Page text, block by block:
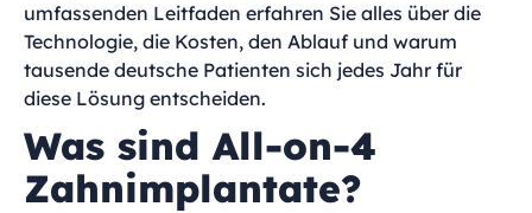
umfassenden Leitfaden erfahren Sie alles über die
Technologie, die Kosten, den Ablauf und warum
tausende deutsche Patienten sich jedes Jahr für
diese Lösung entscheiden.
Was sind All-on-4
Zahnimplantate?